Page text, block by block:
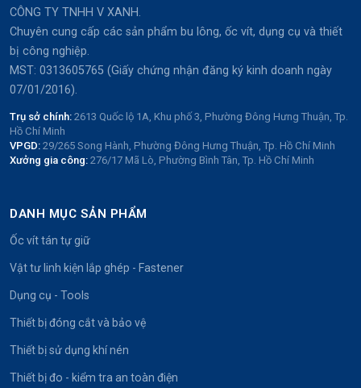
CÔNG TY TNHH V XANH.
Chuyên cung cấp các sản phẩm bu lông, ốc vít, dụng cụ và thiết
bị công nghiệp.
MST: 0313605765 (Giấy chứng nhận đăng ký kinh doanh ngày
07/01/2016).
Trụ sở chính: 2613 Quốc lộ 1A, Khu phố 3, Phường Đông Hưng Thuận, Tp.
Hồ Chí Minh
VPGD: 29/265 Song Hành, Phường Đông Hưng Thuận, Tp. Hồ Chí Minh
Xưởng gia công: 276/17 Mã Lò, Phường Bình Tân, Tp. Hồ Chí Minh
DANH MỤC SẢN PHẨM
Ốc vít tán tự giữ
Vật tư linh kiện lắp ghép - Fastener
Dụng cụ - Tools
Thiết bị đóng cắt và bảo vệ
Thiết bị sử dụng khí nén
Thiết bị đo - kiểm tra an toàn điện